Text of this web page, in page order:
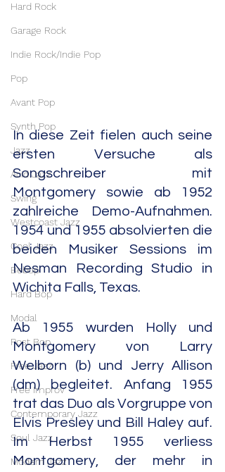
Hard Rock
Garage Rock
Indie Rock/Indie Pop
Pop
Avant Pop
Synth Pop
Jazz
Acid Jazz
Swing
Westcoast Jazz
Cool Jazz
Bebop
Hard Bop
Modal
Post Bop
Free Jazz
Free Improv
Contemporary Jazz
Soul Jazz
Modern Jazz
In diese Zeit fielen auch seine
ersten Versuche als
Songschreiber mit
Montgomery sowie ab 1952
zahlreiche Demo-Aufnahmen.
1954 und 1955 absolvierten die
beiden Musiker Sessions im
Nesman Recording Studio in
Wichita Falls, Texas.
Ab 1955 wurden Holly und
Montgomery von Larry
Welborn (b) und Jerry Allison
(dm) begleitet. Anfang 1955
trat das Duo als Vorgruppe von
Elvis Presley und Bill Haley auf.
Im Herbst 1955 verliess
Montgomery, der mehr in